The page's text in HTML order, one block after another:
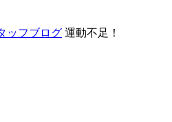
ッフブログ 運動不足！